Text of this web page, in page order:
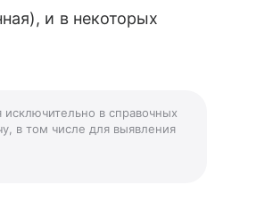
и в некоторых
исключительно в справочных
в том числе для выявления